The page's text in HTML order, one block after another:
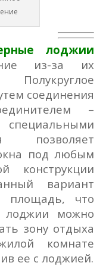
лоджии
из-за их
соединения
–
позволяет
под любым
конструкции
вариант
площадь, что
лоджии можно
зону отдыха
комнате
ее с лоджией.